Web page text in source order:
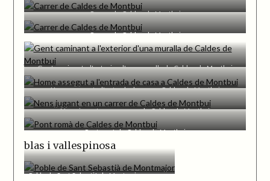
Caldes al fons
Carrer de Caldes de Montbui
Carrer de Caldes de Montbui
Gent caminant a l'exterior d'una muralla de Caldes de Montbui
Home assegut a l'entrada de casa a Caldes de Montbui
Nens jugant en un carrer de Caldes de Montbui
Pont romà de Caldes de Montbui
blas i vallespinosa
Poble de Sant Sebastià de Montmajor